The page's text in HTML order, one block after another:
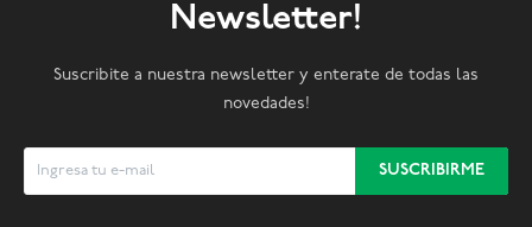
Newsletter!
Suscribite a nuestra newsletter y enterate de todas las
novedades!
SUSCRIBIRME